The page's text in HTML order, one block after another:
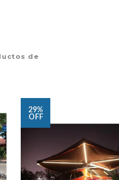
de
29%
OFF